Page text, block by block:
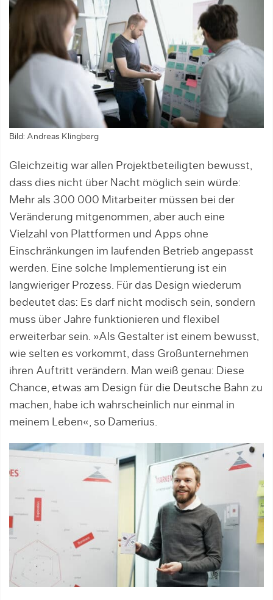
Bild: Andreas Klingberg
Gleichzeitig war allen Projektbeteiligten bewusst,
dass dies nicht über Nacht möglich sein würde:
Mehr als 300 000 Mitarbeiter müssen bei der
Veränderung mit­genommen, aber auch eine
Vielzahl von Plattfor­men und Apps ohne
Einschränkungen im laufen­den Betrieb angepasst
werden. Eine solche Imple­men­tierung ist ein
langwieriger Prozess. Für das De­sign wiederum
bedeutet das: Es darf nicht modisch sein, sondern
muss über Jahre funktionieren und flexibel
erweiterbar sein. »Als Gestalter ist einem bewusst,
wie selten es vorkommt, dass Großunternehmen
ihren Auftritt verändern. Man weiß genau: Diese
Chance, etwas am Design für die Deutsche Bahn zu
machen, habe ich wahrscheinlich nur einmal in
meinem Leben«, so Damerius.